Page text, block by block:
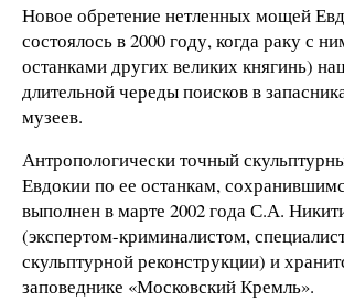
Новое обретение нетленных мощей
состоялось в 2000 году, когда раку с
останками других великих княгинь)
длительной череды поисков в
музеев.
Антропологически точный
Евдокии по ее останкам,
выполнен в марте 2002 года С.А.
(экспертом-криминалистом,
скульптурной реконструкции) и
заповеднике «Московский Кремль».